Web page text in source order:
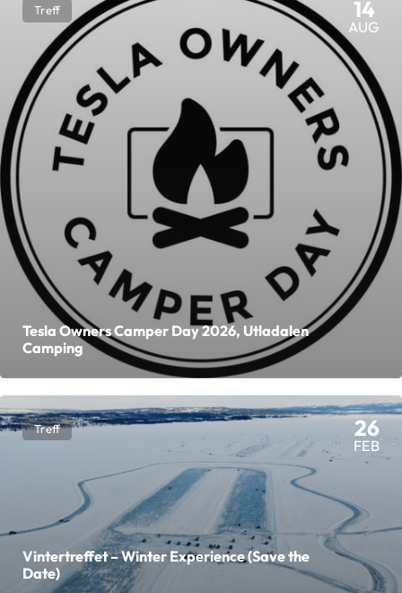
Treff 14
AUG
Tesla Owners Camper Day 2026, Utladalen
Camping
Treff 26
FEB
Vintertreffet – Winter Experience (Save the
Date)